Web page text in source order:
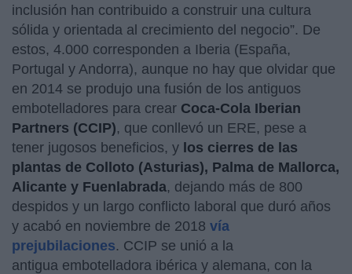
inclusión han contribuido a construir una cultura
sólida y orientada al crecimiento del negocio”. De
estos, 4.000 corresponden a Iberia (España,
Portugal y Andorra), aunque no hay que olvidar que
en 2014 se produjo una fusión de los antiguos
embotelladores para crear Coca-Cola Iberian
Partners (CCIP), que conllevó un ERE, pese a
tener jugosos beneficios, y los cierres de las
plantas de Colloto (Asturias), Palma de Mallorca,
Alicante y Fuenlabrada, dejando más de 800
despidos y un largo conflicto laboral que duró años
y acabó en noviembre de 2018 vía
prejubilaciones. CCIP se unió a la
antigua embotelladora ibérica y alemana, con la